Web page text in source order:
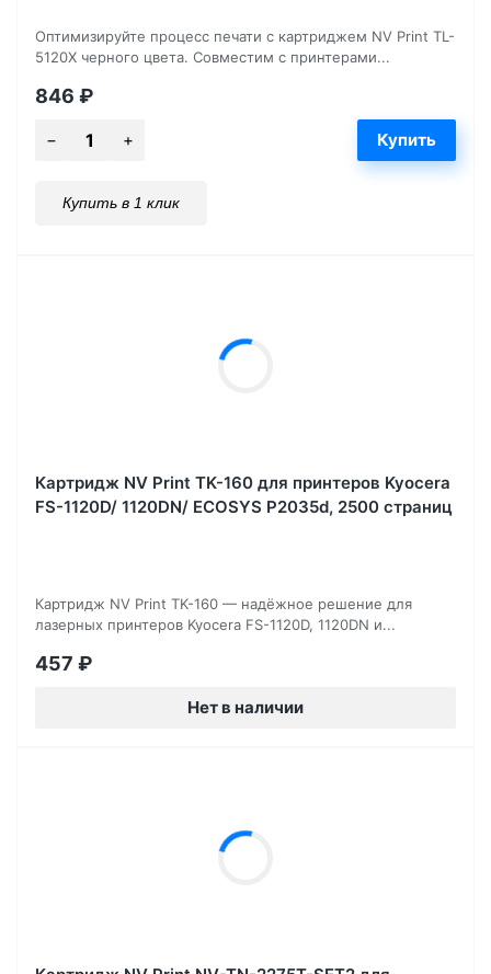
Оптимизируйте процесс печати с картриджем NV Print TL-
5120X черного цвета. Совместим с принтерами...
846 ₽
Купить в 1 клик
Картридж NV Print TK-160 для принтеров Kyocera
FS-1120D/ 1120DN/ ECOSYS P2035d, 2500 страниц
Картридж NV Print TK-160 — надёжное решение для
лазерных принтеров Kyocera FS-1120D, 1120DN и...
457 ₽
Нет в наличии